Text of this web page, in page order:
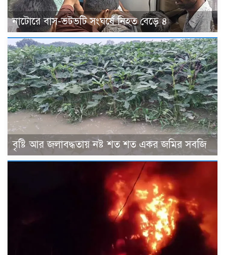
নাটোরে বাস-ভটভটি সংঘর্ষে নিহত বেড়ে ৪
বৃষ্টি আর জলাবদ্ধতায় নষ্ট শত শত একর জমির সবজি